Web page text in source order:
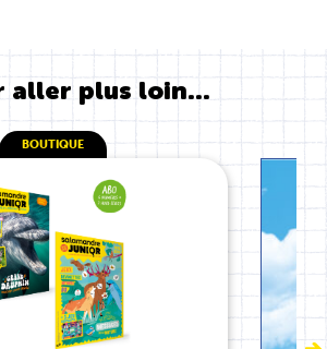
aller plus loin...
BOUTIQUE